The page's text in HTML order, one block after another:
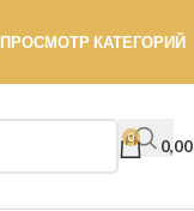
ПРОСМОТР КАТЕГОРИЙ
0 0,00